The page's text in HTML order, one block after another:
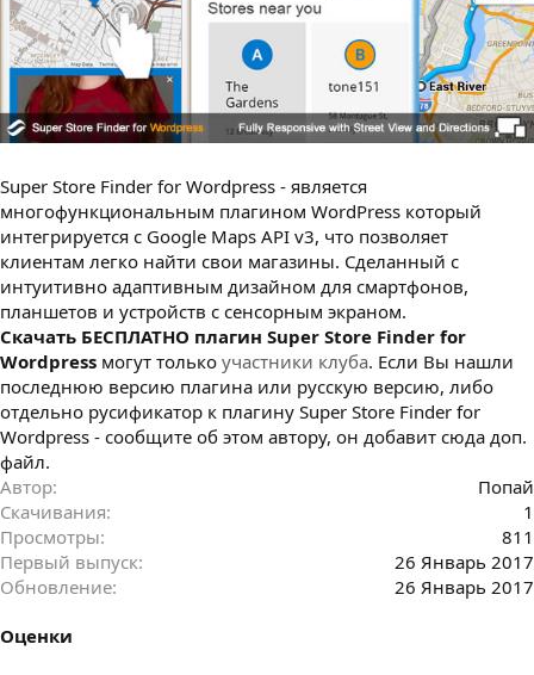
Super Store Finder for Wordpress - является
многофункциональным плагином WordPress который
интегрируется с Google Maps API v3, что позволяет
клиентам легко найти свои магазины. Сделанный с
интуитивно адаптивным дизайном для смартфонов,
планшетов и устройств с сенсорным экраном.
Cкачать БЕСПЛАТНО плагин Super Store Finder for
Wordpress могут только участники клуба. Если Вы нашли
последнюю версию плагина или русскую версию, либо
отдельно русификатор к плагину Super Store Finder for
Wordpress - сообщите об этом автору, он добавит сюда доп.
файл.
Автор
Попай
Скачивания
1
Просмотры
811
Первый выпуск
26 Январь 2017
Обновление
26 Январь 2017
Оценки